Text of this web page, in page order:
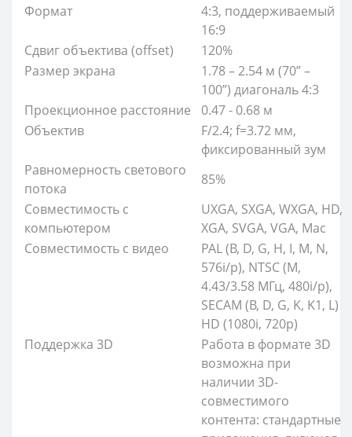
Формат
4:3, поддерживаемый
16:9
Сдвиг объектива (offset)
120%
Размер экрана
1.78 – 2.54 м (70” –
100”) диагональ 4:3
Проекционное расстояние
0.47 - 0.68 м
Объектив
F/2.4; f=3.72 мм,
фиксированный зум
Равномерность светового
потока
85%
Совместимость с
компьютером
UXGA, SXGA, WXGA, HD,
XGA, SVGA, VGA, Mac
Совместимость с видео
PAL (B, D, G, H, I, M, N,
576i/p), NTSC (M,
4.43/3.58 МГц, 480i/p),
SECAM (B, D, G, K, K1, L)
HD (1080i, 720p)
Поддержка 3D
Работа в формате 3D
возможна при
наличии 3D-
совместимого
контента: стандартные